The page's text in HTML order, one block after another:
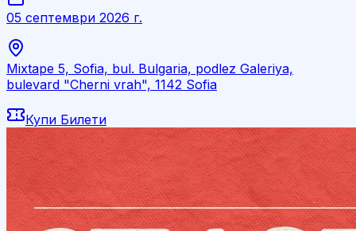
05 септември 2026 г.
Mixtape 5, Sofia, bul. Bulgaria, podlez Galeriya,
bulevard "Cherni vrah", 1142 Sofia
Купи Билети